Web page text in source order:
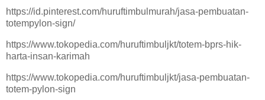
https://id.pinterest.com/huruftimbulmurah/jasa-pembuatan-
totempylon-sign/
https://www.tokopedia.com/huruftimbuljkt/totem-bprs-hik-
harta-insan-karimah
https://www.tokopedia.com/huruftimbuljkt/jasa-pembuatan-
totem-pylon-sign